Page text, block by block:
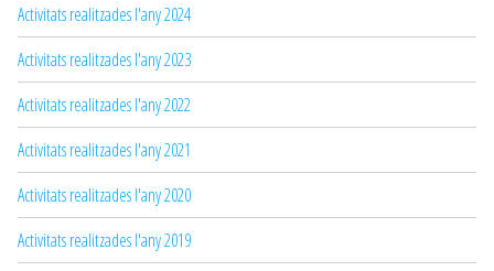
Activitats realitzades l'any 2024
Activitats realitzades l'any 2023
Activitats realitzades l'any 2022
Activitats realitzades l'any 2021
Activitats realitzades l'any 2020
Activitats realitzades l'any 2019